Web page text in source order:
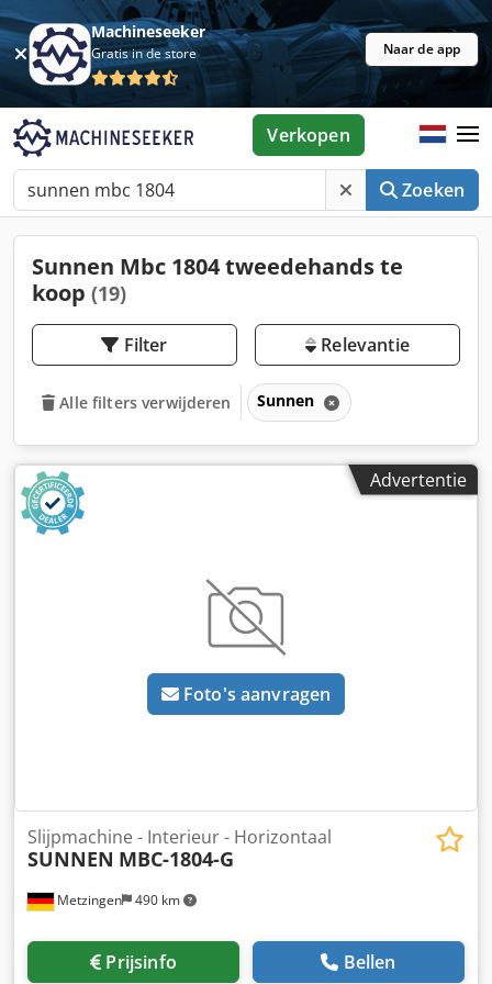
Machineseeker
Gratis in de store Naar de app
Zoeken
Verkopen
Sunnen Mbc 1804 tweedehands te
koop (19)
Filter Relevantie
Alle filters verwijderen Sunnen
Advertentie
Foto's aanvragen
Metzingen 490 km
Slijpmachine - Interieur - Horizontaal
SUNNEN MBC-1804-G
Prijsinfo Bellen